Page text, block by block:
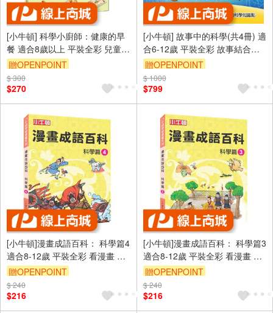
[小牛頓] 科學小廚師：健康的早
餐 適合8歲以上 平裝全彩 兒童漫
畫科學烹飪書
贈OPENPOINT
$ 300
$270
[小牛頓] 故事中的科學(共4冊) 適
合6-12歲 平裝全彩 故事結合科
學知識點
贈OPENPOINT
$ 1000
$799
[小牛頓]漫畫成語百科： 科學篇4
適合8-12歲 平裝全彩 看漫畫 學
成語 懂科學 加倍學習效果
贈OPENPOINT
$ 240
$216
[小牛頓]漫畫成語百科： 科學篇3
適合8-12歲 平裝全彩 看漫畫 學
成語 懂科學 加倍學習效果
贈OPENPOINT
$ 240
$216